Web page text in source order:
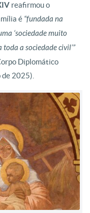
reafirmou o
é “fundada na
‘sociedade muito
a sociedade civil’”
Diplomático
2025).